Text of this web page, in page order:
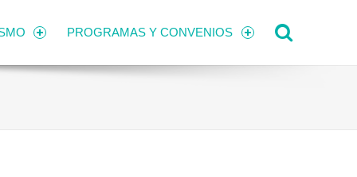
PROGRAMAS Y CONVENIOS